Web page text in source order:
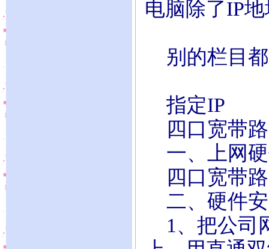
电脑除了IP地
别的栏目
指定IP
四口宽带路
一、上网
四口宽带路
二、硬件
1、把公司